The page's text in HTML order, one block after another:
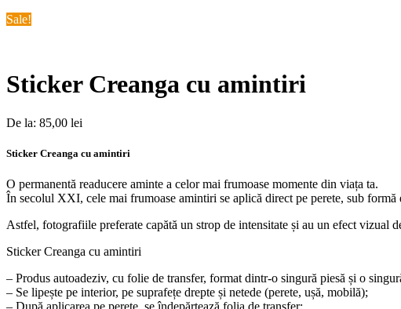
Sale!
Sticker Creanga cu amintiri
De la: 85,00 lei
Sticker Creanga cu amintiri
O permanentă readucere aminte a celor mai frumoase momente din viața ta.
În secolul XXI, cele mai frumoase amintiri se aplică direct pe perete, sub
Astfel, fotografiile preferate capătă un strop de intensitate și au un efect vizual
Sticker Creanga cu amintiri
– Produs autoadeziv, cu folie de transfer, format dintr-o singură piesă și o
– Se lipește pe interior, pe suprafețe drepte și netede (perete, ușă, mobilă);